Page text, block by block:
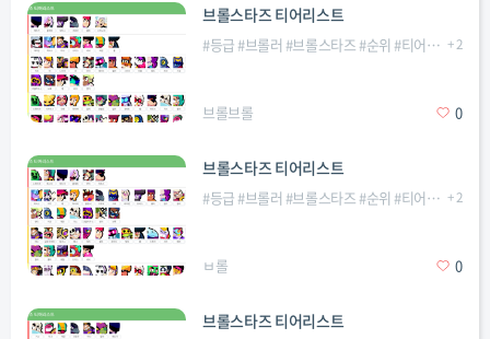
브롤스타즈 티어리스트
#등급#브롤러 #브롤스타즈#순위 #티어리스트 +2
브롤브롤 0
브롤스타즈 티어리스트
#등급#브롤러 #브롤스타즈#순위 #티어리스트 +2
ㅂ롤 0
브롤스타즈 티어리스트